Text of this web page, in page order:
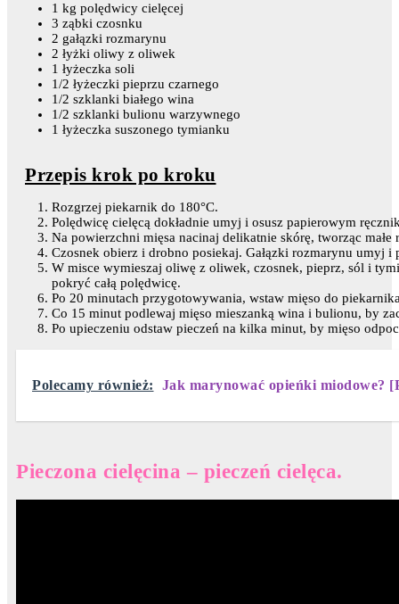
1 kg polędwicy cielęcej
3 ząbki czosnku
2 gałązki rozmarynu
2 łyżki oliwy z oliwek
1 łyżeczka soli
1/2 łyżeczki pieprzu czarnego
1/2 szklanki białego wina
1/2 szklanki bulionu warzywnego
1 łyżeczka suszonego tymianku
Przepis krok po kroku
Rozgrzej piekarnik do 180°C.
Polędwicę cielęcą dokładnie umyj i osusz papierowym
Na powierzchni mięsa nacinaj delikatnie skórę, tworząc małe
Czosnek obierz i drobno posiekaj. Gałązki rozmarynu umyj i
W misce wymieszaj oliwę z oliwek, czosnek, pieprz, sól i
pokryć całą polędwicę.
Po 20 minutach przygotowywania, wstaw mięso do
Co 15 minut podlewaj mięso mieszanką wina i bulionu, by
Po upieczeniu odstaw pieczeń na kilka minut, by mięso
Polecamy również: Jak marynować opieńki miodowe?
Pieczona cielęcina – pieczeń cielęca.